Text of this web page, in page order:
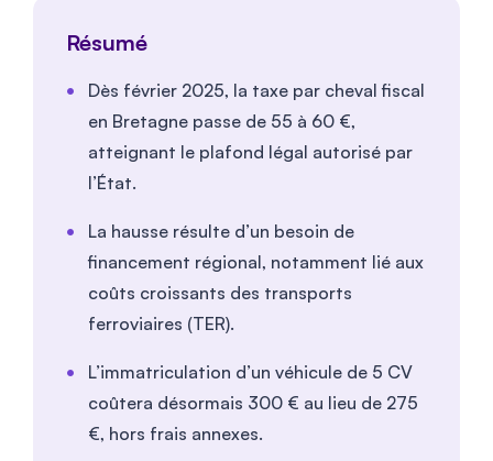
Résumé
Dès février 2025, la taxe par cheval fiscal
en Bretagne passe de 55 à 60 €,
atteignant le plafond légal autorisé par
l’État.
La hausse résulte d’un besoin de
financement régional, notamment lié aux
coûts croissants des transports
ferroviaires (TER).
L’immatriculation d’un véhicule de 5 CV
coûtera désormais 300 € au lieu de 275
€, hors frais annexes.